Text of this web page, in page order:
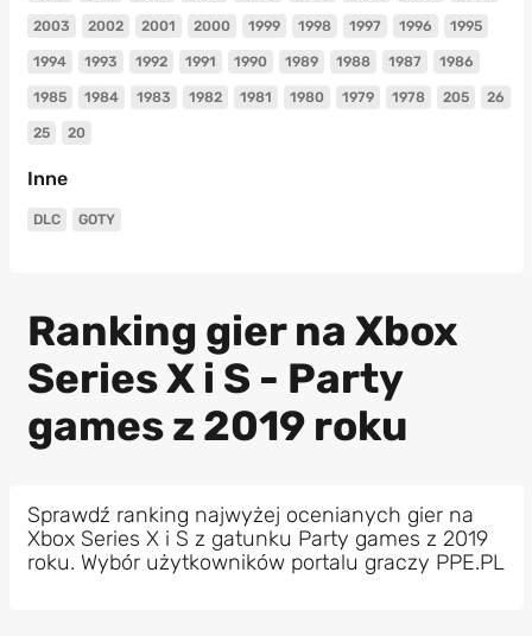
2003 2002 2001 2000 1999 1998 1997 1996 1995
1994 1993 1992 1991 1990 1989 1988 1987 1986
1985 1984 1983 1982 1981 1980 1979 1978 205 26
25 20
Inne
DLC GOTY
Ranking gier na Xbox
Series X i S - Party
games z 2019 roku
Sprawdź ranking najwyżej ocenianych gier na
Xbox Series X i S z gatunku Party games z 2019
roku. Wybór użytkowników portalu graczy PPE.PL